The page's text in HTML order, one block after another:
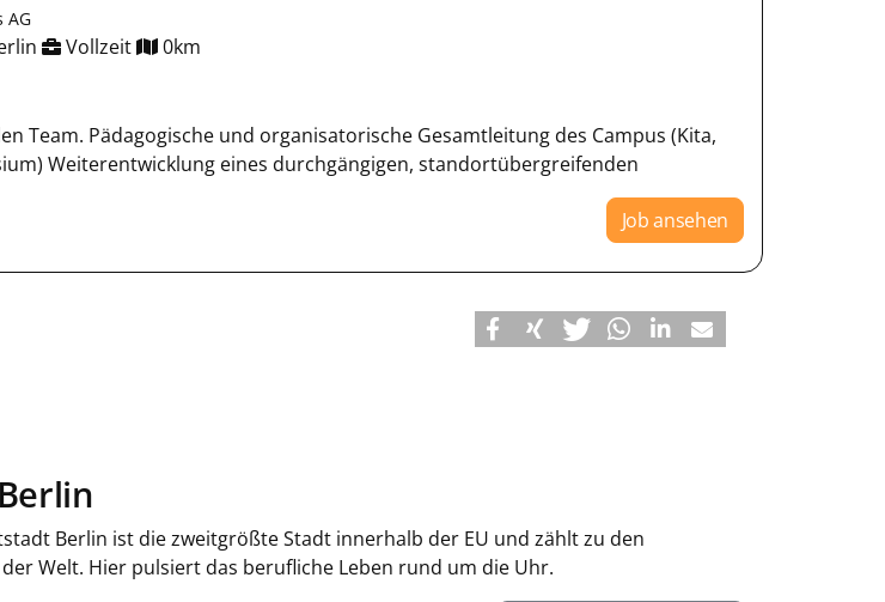
AG
Vollzeit 0km
Team. Pädagogische und organisatorische Gesamtleitung des Campus (Kita,
Weiterentwicklung eines durchgängigen, standortübergreifenden
Job ansehen
Berlin ist die zweitgrößte Stadt innerhalb der EU und zählt zu den
Welt. Hier pulsiert das berufliche Leben rund um die Uhr.